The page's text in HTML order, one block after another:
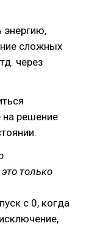
энергию,
сложных
через
на решение
только
с 0, когда